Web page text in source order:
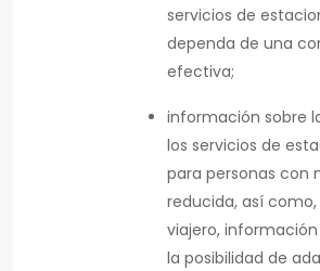
servicios de
dependa de una
efectiva;
información sobre
los servicios de
para personas con
reducida, así
viajero,
la posibilidad de